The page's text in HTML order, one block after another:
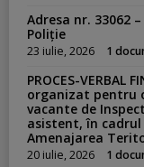
Adresa nr. 33062
Poliție
23 iulie, 2026 1
PROCES-
organizat pentru
vacante de
asistent, în
Amenajarea
20 iulie, 2026 1